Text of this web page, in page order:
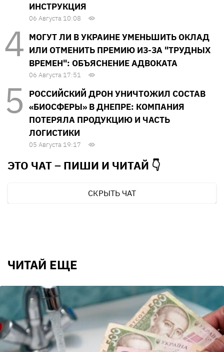
ИНСТРУКЦИЯ
06 Августа 10:08
МОГУТ ЛИ В УКРАИНЕ УМЕНЬШИТЬ ОКЛАД
ИЛИ ОТМЕНИТЬ ПРЕМИЮ ИЗ-ЗА "ТРУДНЫХ
ВРЕМЕН": ОБЪЯСНЕНИЕ АДВОКАТА
06 Августа 17:51
РОССИЙСКИЙ ДРОН УНИЧТОЖИЛ СОСТАВ
«БИОСФЕРЫ» В ДНЕПРЕ: КОМПАНИЯ
ПОТЕРЯЛА ПРОДУКЦИЮ И ЧАСТЬ
ЛОГИСТИКИ
05 Августа 19:17
ЭТО ЧАТ – ПИШИ И ЧИТАЙ 👇
СКРЫТЬ ЧАТ
ЧИТАЙ ЕЩЕ